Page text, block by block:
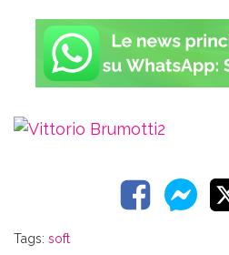
Tags: soft